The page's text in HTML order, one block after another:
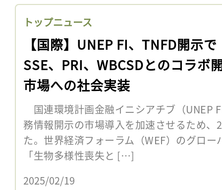
トップニュース
【国際】UNEP FI、TNFD開示で
SSE、PRI、WBCSDとのコラボ
市場への社会実装
国連環境計画金融イニシアチブ（UNEP
務情報開示の市場導入を加速させるため、
た。世界経済フォーラム（WEF）のグロ
「生物多様性喪失と […]
2025/02/19